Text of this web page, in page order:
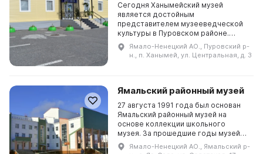
Сегодня Ханымейский музей
является достойным
представителем музееведческой
культуры в Пуровском районе.
История Ханымейского музея
начинается с 6 декабря 1999 года,
когда был подписан приказ главы
Ямало-Ненецкий АО., Пуровский р-
н., п. Ханымей, ул. Центральная, д. 3
Ямальский районный музей
27 августа 1991 года был основан
Ямальский районный музей на
основе коллекции школьного
музея. За прошедшие годы музей
выставил несколько десятков
музейных выставок из собственных
Ямало-Ненецкий АО., Ямальский р-